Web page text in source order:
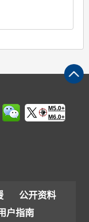
M5.0+
M6.0+
公开资料
户指南